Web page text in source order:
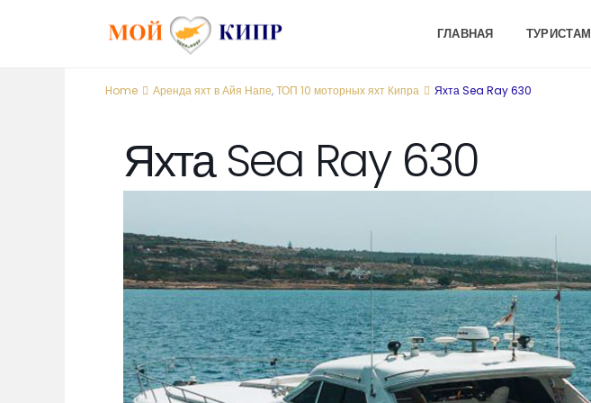
ГЛАВНАЯ ТУРИСТАМ
Home Аренда яхт в Айя Напе,ТОП 10 моторных яхт Кипра Яхта Sea Ray 630
Яхта Sea Ray 630